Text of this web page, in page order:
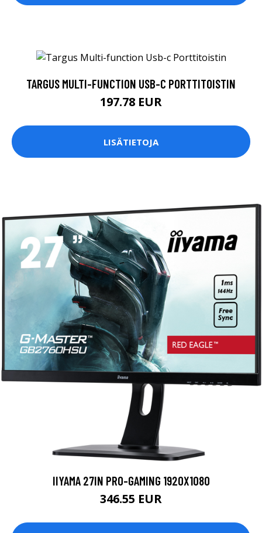
TARGUS MULTI-FUNCTION USB-C PORTTITOISTIN
197.78 EUR
LISÄTIETOJA
IIYAMA 27IN PRO-GAMING 1920X1080
346.55 EUR